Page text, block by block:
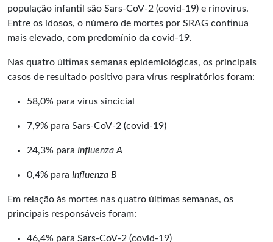
população infantil são Sars-CoV-2 (covid-19) e rinovírus.
Entre os idosos, o número de mortes por SRAG continua
mais elevado, com predomínio da covid-19.
Nas quatro últimas semanas epidemiológicas, os principais
casos de resultado positivo para vírus respiratórios foram:
58,0% para vírus sincicial
7,9% para Sars-CoV-2 (covid-19)
24,3% para Influenza A
0,4% para Influenza B
Em relação às mortes nas quatro últimas semanas, os
principais responsáveis foram:
46,4% para Sars-CoV-2 (covid-19)